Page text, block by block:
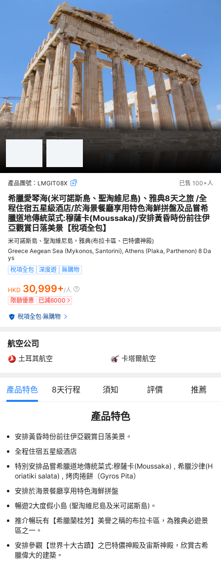
產品團號： LMGIT08X 已售 100+人
希臘愛琴海(米可諾斯島、聖淘維尼島)、雅典8天之旅 /全
程住宿五星級酒店/於海景餐廳享用特色海鮮拼盤及品嘗希
臘道地傳統菜式:穆薩卡(Moussaka)/安排黃昏時份前往伊
亞觀賞日落美景【稅項全包】
米可諾斯島、聖淘維尼島，雅典(布拉卡區、巴特儂神殿)
Greece Aegean Sea (Mykonos, Santorini), Athens (Plaka, Parthenon) 8 Da
ys
稅項全包
深度遊 無購物
HKD 30,999+/人
限額優惠
已減6000
稅項全包·無購物
航空公司
土耳其航空 卡塔爾航空
產品特色 8天行程 須知 評價 推薦
產品特色
安排黃昏時份前往伊亞觀賞日落美景。
全程住宿五星級酒店
特別安排品嘗希臘道地傳統菜式:穆薩卡(Moussaka) , 希臘沙律(H
oriatiki salata) , 烤肉捲餅（Gyros Pita）
安排於海景餐廳享用特色海鮮拼盤
暢遊2大度假小島 (聖淘維尼島及米可諾斯島)。
推介暢玩有【希臘蘭桂芳】美譽之稱的布拉卡區，為雅典必遊景
區之一。
安排參觀【世界十大古蹟】之巴特儂神殿及宙斯神殿，欣賞古希
臘偉大的建築。